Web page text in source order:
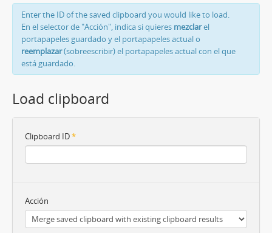
Enter the ID of the saved clipboard you would like to load.
En el selector de "Acción", indica si quieres mezclarel
portapapeles guardado y el portapapeles actual o
reemplazar(sobreescribir) el portapapeles actual con el que
está guardado.
Load clipboard
Clipboard ID*
Acción